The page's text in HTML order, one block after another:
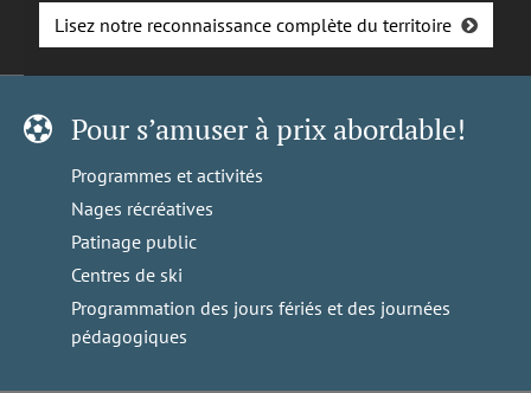
Lisez notre reconnaissance complète du territoire
Pour s’amuser à prix abordable!
Programmes et activités
Nages récréatives
Patinage public
Centres de ski
Programmation des jours fériés et des journées
pédagogiques